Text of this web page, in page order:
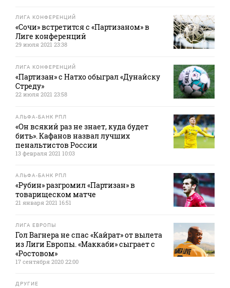
ЛИГА КОНФЕРЕНЦИЙ
«Сочи» встретится с «Партизаном» в
Лиге конференций
29 июля 2021 23:38
ЛИГА КОНФЕРЕНЦИЙ
«Партизан» с Натхо обыграл «Дунайску
Стреду»
22 июля 2021 23:58
АЛЬФА-БАНК РПЛ
«Он всякий раз не знает, куда будет
бить». Кафанов назвал лучших
пенальтистов России
13 февраля 2021 10:03
АЛЬФА-БАНК РПЛ
«Рубин» разгромил «Партизан» в
товарищеском матче
21 января 2021 16:51
ЛИГА ЕВРОПЫ
Гол Вагнера не спас «Кайрат» от вылета
из Лиги Европы. «Маккаби» сыграет с
«Ростовом»
17 сентября 2020 22:00
ДРУГИЕ